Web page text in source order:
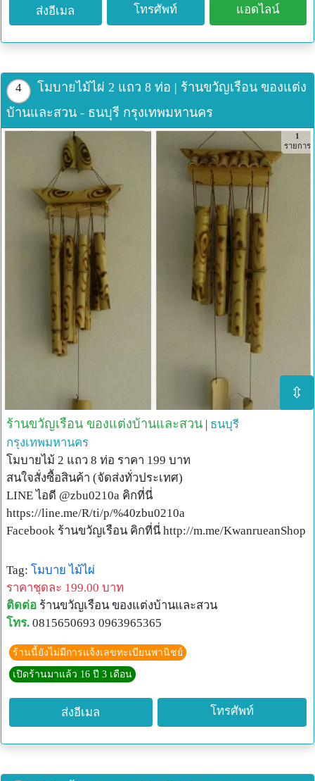
ส่งอีเมล โทรศัพท์ แอดไลน์
4
โมบายไม้ไผ่ 2 แถว 8 ท่อ | ร้านขวัญเรือน ของแต่ง
บ้านและสวน - ธนบุรี กรุงเทพมหานคร
⇳
1
รายการ
ร้านขวัญเรือน ของแต่งบ้านและสวน | ธนบุรี
กรุงเทพมหานคร
โมบายไม้ 2 แถว 8 ท่อ ราคา 199 บาท
สนใจสั่งซื้อสินค้า (จัดส่งทั่วประเทศ)
LINE ไอดี @zbu0210a คิกที่นี่
https://line.me/R/ti/p/%40zbu0210a
Facebook ร้านขวัญเรือน คิกที่นี่ http://m.me/KwanrueanShop
Tag: โมบาย ไม้ไผ่
ราคาชุดละ 199.00 บาท
ติดต่อ ร้านขวัญเรือน ของแต่งบ้านและสวน
โทร. 0815650693 0963965365
ร้านนี้ยังไม่มีการแจ้งเลขทะเบียนพานิชย์
เปิดร้านมาแล้ว 16 ปี 3 เดือน
ส่งอีเมล โทรศัพท์